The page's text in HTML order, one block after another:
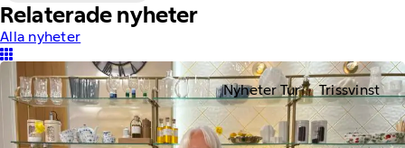
Relaterade nyheter
Alla nyheter
Nyheter Tur Trissvinst